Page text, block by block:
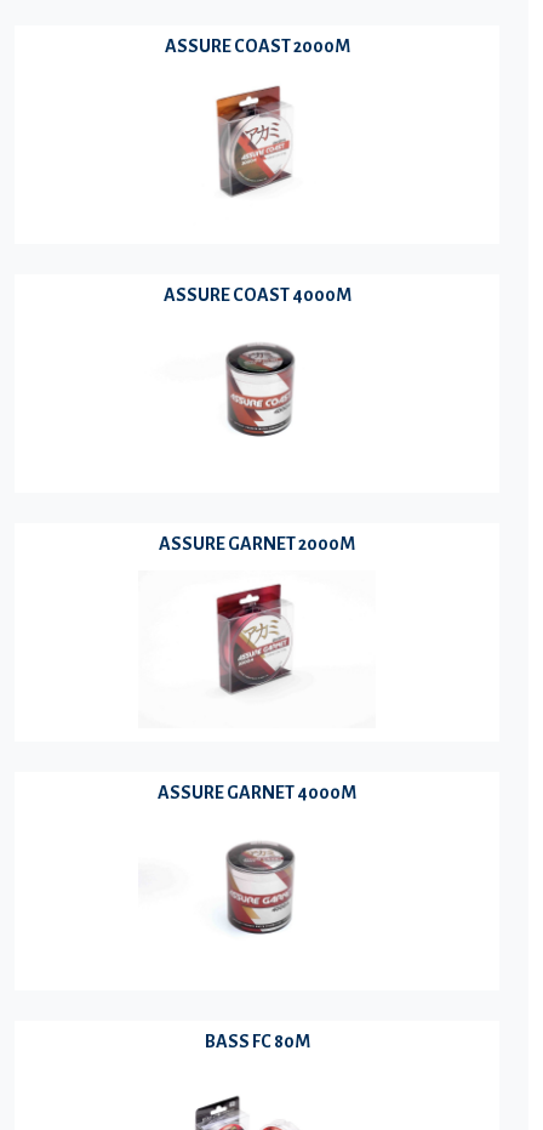
ASSURE COAST 2000M
ASSURE COAST 4000M
ASSURE GARNET 2000M
ASSURE GARNET 4000M
BASS FC 80M